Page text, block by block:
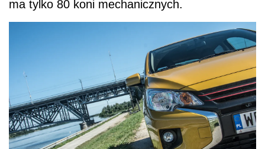
ma tylko 80 koni mechanicznych.